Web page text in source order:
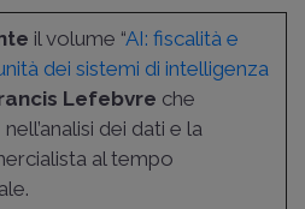
il volume “AI: fiscalità e
dei sistemi di intelligenza
Lefebvre che
dei dati e la
al tempo